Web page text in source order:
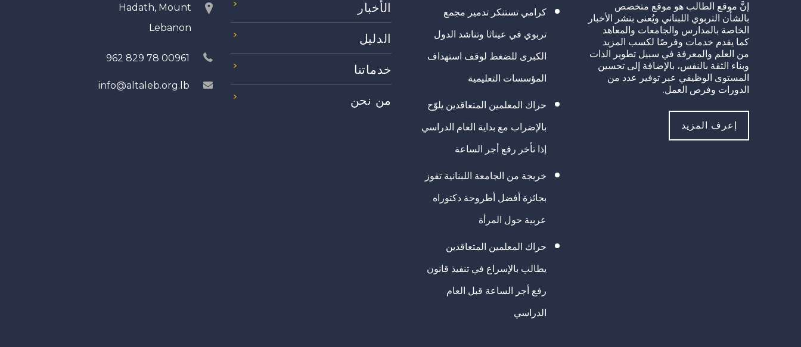
إنَّ موقع الطالب هو موقع متخصص
بالشأن التربوي اللبناني ويُعنى بنشر الأخبار
الخاصة بالمدارس والجامعات والمعاهد
كما يقدم خدمات وفرصًا لكسب المزيد
من العلم والمعرفة في سبيل تطوير الذات
وبناء الثقة بالنفس، بالإضافة إلى تحسين
المستوى الوظيفي عبر توفير عدد من
الدورات وفرص العمل.
إعرف المزيد
كرامي تستنكر تدمير مجمع
تربوي في عيناثا وتناشد الدول
الكبرى للضغط لوقف استهداف
المؤسسات التعليمية
حراك المعلمين المتعاقدين يلوّح
بالإضراب مع بداية العام الدراسي
إذا تأخر رفع أجر الساعة
خريجة من الجامعة اللبنانية تفوز
بجائزة أفضل أطروحة دكتوراه
عربية حول المرأة
حراك المعلمين المتعاقدين
يطالب بالإسراع في تنفيذ قانون
رفع أجر الساعة قبل العام
الدراسي
الأخبار
الدليل
خدماتنا
من نحن
Hadath, Mount
Lebanon
00961 78 829 962
info@altaleb.org.lb